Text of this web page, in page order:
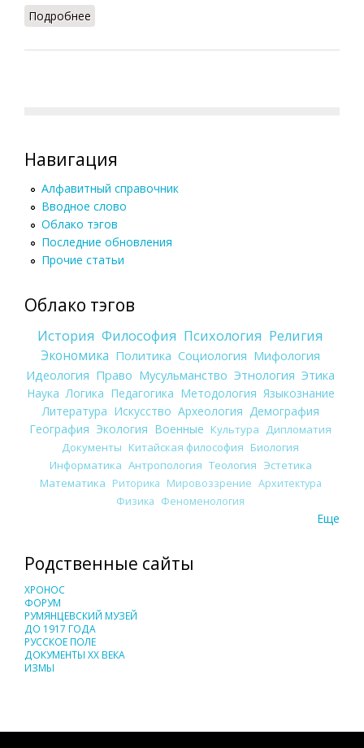
Подробнее
Навигация
Алфавитный справочник
Вводное слово
Облако тэгов
Последние обновления
Прочие статьи
Облако тэгов
История Философия Психология Религия
Экономика Политика Социология Мифология
Идеология Право Мусульманство Этнология Этика
Наука Логика Педагогика Методология Языкознание
Литература Искусство Археология Демография
География Экология Военные Культура
Дипломатия
Документы Китайская философия Биология
Информатика Антропология Теология Эстетика
Математика Риторика Мировоззрение Архитектура
Физика Феноменология
Еще
Родственные сайты
ХРОНОС
ФОРУМ
РУМЯНЦЕВСКИЙ МУЗЕЙ
ДО 1917 ГОДА
РУССКОЕ ПОЛЕ
ДОКУМЕНТЫ XX ВЕКА
ИЗМЫ